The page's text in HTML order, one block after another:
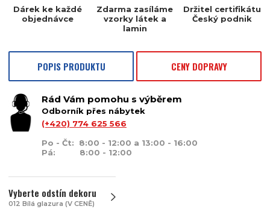
Dárek ke každé
objednávce
Zdarma zasíláme
vzorky látek a
lamin
Držitel certifikátu
Český podnik
POPIS PRODUKTU CENY DOPRAVY
Rád Vám pomohu s výběrem
Odborník přes nábytek
(+420) 774 625 566
Po - Čt: 8:00 - 12:00 a 13:00 - 16:00
Pá: 8:00 - 12:00
Vyberte odstín dekoru
012 Bílá glazura (V CENĚ)